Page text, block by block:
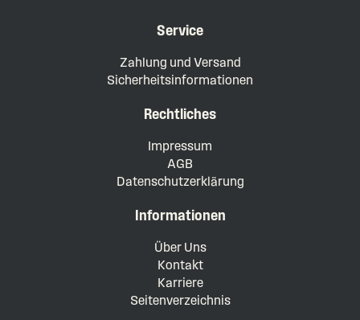
Service
Zahlung und Versand
Sicherheitsinformationen
Rechtliches
Impressum
AGB
Datenschutzerklärung
Informationen
Über Uns
Kontakt
Karriere
Seitenverzeichnis